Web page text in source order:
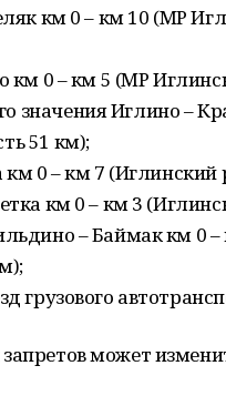
км 0 – км 10 (МР
км 0 – км 5 (МР
значения Иглино –
51 км);
км 0 – км 7
км 0 – км 3
– Баймак км 0
грузового
может